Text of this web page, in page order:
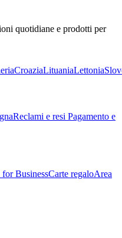
quotidiane e prodotti per
CroaziaLituaniaLettonia
Reclami e resi Pagamento e
BusinessCarte regaloArea